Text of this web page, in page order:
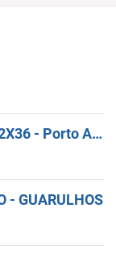
Operador(A) De Estacionamento - 12X36 - Porto Alegre
- GUARULHOS